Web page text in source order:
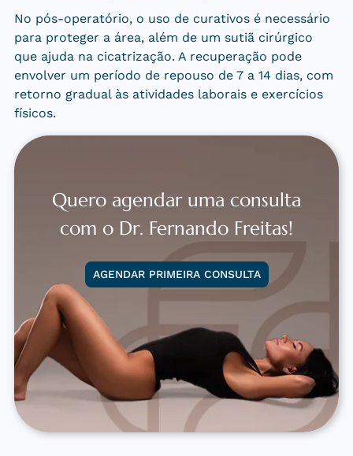
No pós-operatório, o uso de curativos é necessário
para proteger a área, além de um sutiã cirúrgico
que ajuda na cicatrização. A recuperação pode
envolver um período de repouso de 7 a 14 dias, com
retorno gradual às atividades laborais e exercícios
físicos.
Quero agendar uma consulta
com o Dr. Fernando Freitas!
AGENDAR PRIMEIRA CONSULTA